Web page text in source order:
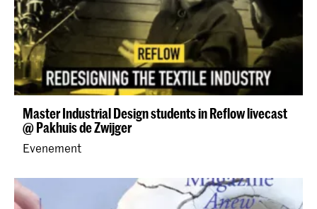
Master Industrial Design students in Reflow livecast
@ Pakhuis de Zwijger
Evenement